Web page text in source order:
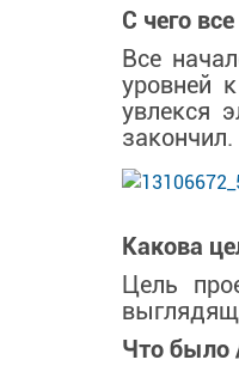
С чего
Все
уровней
увлекся
Какова
Цель
Что было